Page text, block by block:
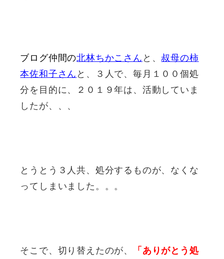
ブログ仲間の北林ちかこさんと、叔母の柿
本佐和子さんと、３人で、毎月１００個処
分を目的に、２０１９年は、活動していま
したが、、、
とうとう３人共、処分するものが、なくな
ってしまいました。。。
そこで、切り替えたのが、
「ありがとう処